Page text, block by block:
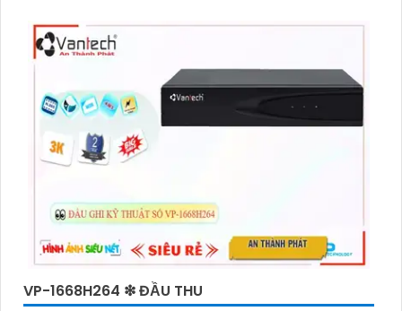
VP-1668H264 ❇ ĐẦU THU